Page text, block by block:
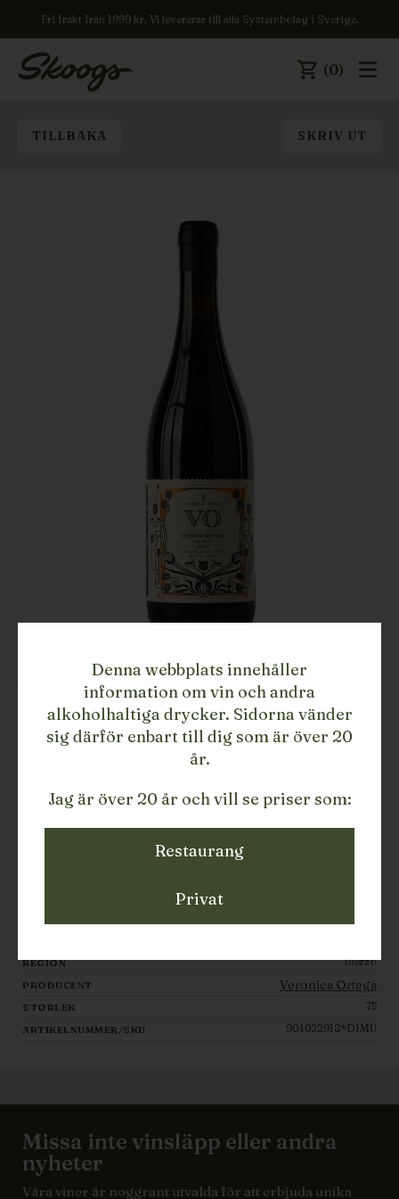
Fri frakt från 1999 kr. Vi levererar till alla Systembolag i Sverige.
(0)
TILLBAKA SKRIV UT
VERONICA ORTEGA
Version Orginal Mencia
LÄGG TILL
REGION Bierzo
PRODUCENT Veronica Ortega
STORLEK 75
ARTIKELNUMMER/SKU 904022918*D1MU
Missa inte vinsläpp eller andra
nyheter
Våra viner är noggrant utvalda för att erbjuda unika
Denna webbplats innehåller
information om vin och andra
alkoholhaltiga drycker. Sidorna vänder
sig därför enbart till dig som är över 20
år.
Jag är över 20 år och vill se priser som:
Restaurang
Privat